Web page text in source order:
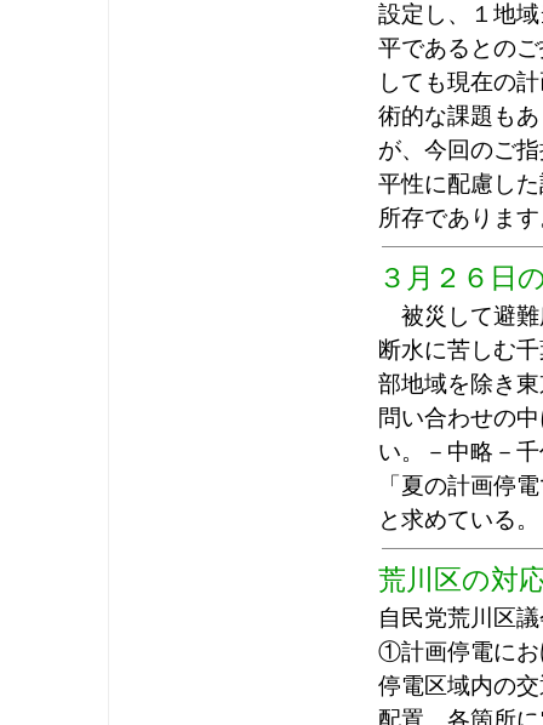
設定し、１地
平であるとの
しても現在の
術的な課題も
が、今回のご
平性に配慮し
所存でありま
３月２６日
被災して避難
断水に苦しむ
部地域を除き
問い合わせの
い。－中略－
「夏の計画停
と求めている。
荒川区の対
自民党荒川区
①計画停電にお
停電区域内の
配置。各箇所